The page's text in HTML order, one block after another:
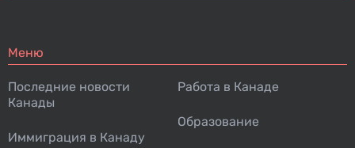
Меню
Последние новости
Канады
Иммиграция в Канаду
Работа в Канаде
Образование